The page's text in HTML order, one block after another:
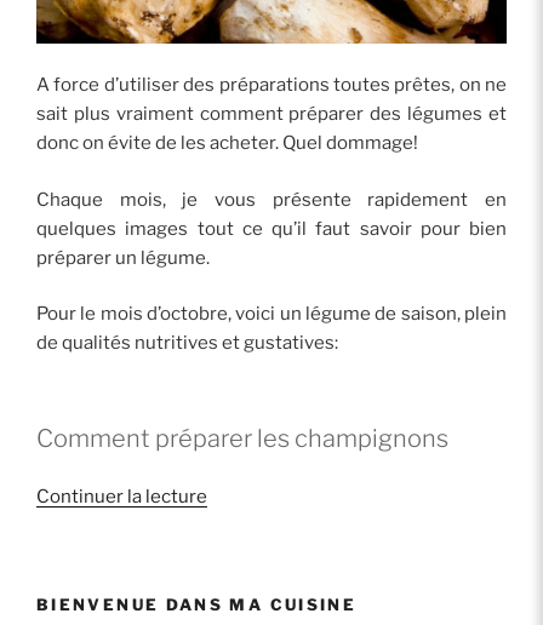
A force d’utiliser des préparations toutes prêtes, on ne
sait plus vraiment comment préparer des légumes et
donc on évite de les acheter. Quel dommage!
Chaque mois, je vous présente rapidement en
quelques images tout ce qu’il faut savoir pour bien
préparer un légume.
Pour le mois d’octobre, voici un légume de saison, plein
de qualités nutritives et gustatives:
Comment préparer les champignons
Continuer la lecture
champignons? »
BIENVENUE DANS MA CUISINE